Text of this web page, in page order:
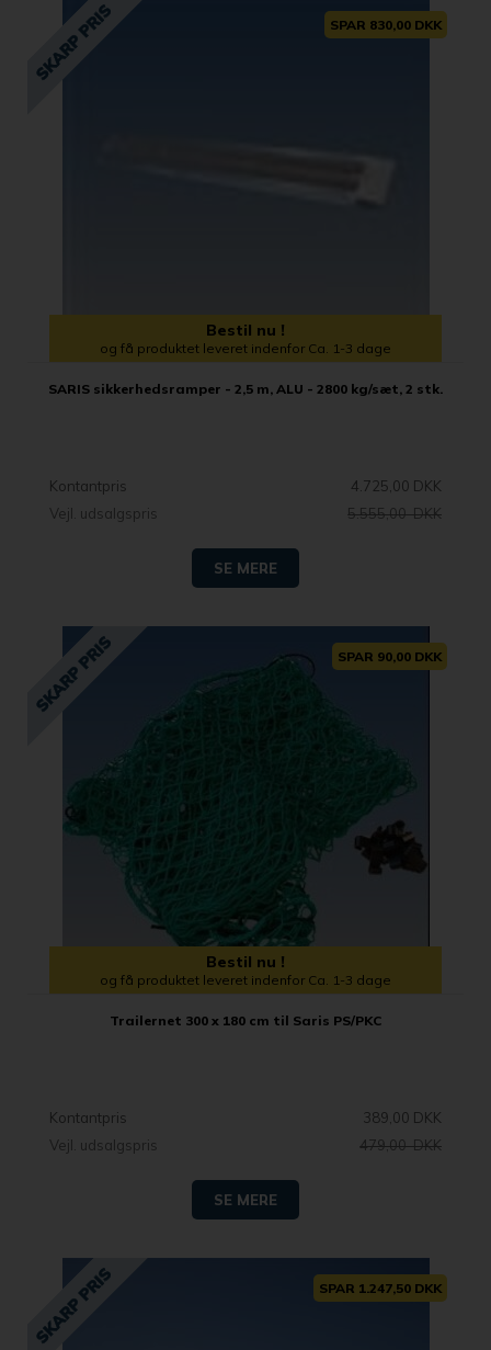
SPAR 830,00 DKK
Bestil nu !
og få produktet leveret indenfor Ca. 1-3 dage
SARIS sikkerhedsramper - 2,5 m, ALU - 2800 kg/sæt, 2 stk.
Kontantpris
4.725,00 DKK
Vejl. udsalgspris
5.555,00 DKK
SE MERE
SPAR 90,00 DKK
Bestil nu !
og få produktet leveret indenfor Ca. 1-3 dage
Trailernet 300 x 180 cm til Saris PS/PKC
Kontantpris
389,00 DKK
Vejl. udsalgspris
479,00 DKK
SE MERE
SPAR 1.247,50 DKK